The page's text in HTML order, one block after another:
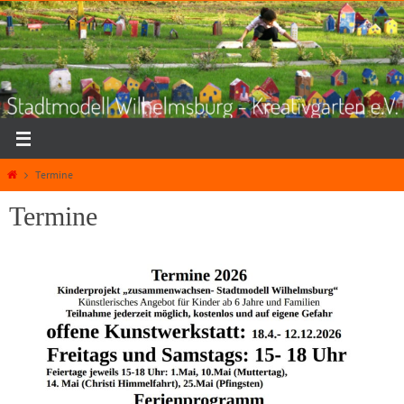
Zum
Inhalt
springen
HomeTermine
Termine